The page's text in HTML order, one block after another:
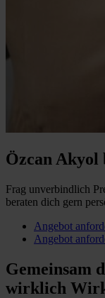
Özcan Akyol
Frag unverbindlich
beraten dich gern
Angebot
Angebot
Gemeinsam
wirklich